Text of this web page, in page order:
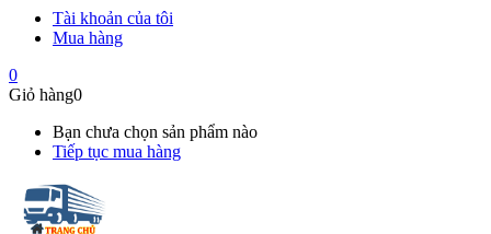
Tài khoản của tôi
Mua hàng
0
Giỏ hàng0
Bạn chưa chọn sản phẩm nào
Tiếp tục mua hàng